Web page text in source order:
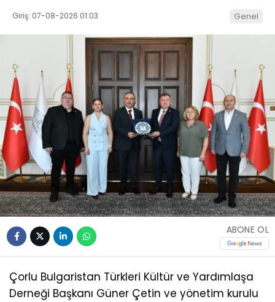
Giriş: 07-08-2026 01:03 Genel
ABONE OL
Çorlu Bulgaristan Türkleri Kültür ve Yardımlaşa
Derneği Başkanı Güner Çetin ve yönetim kurulu